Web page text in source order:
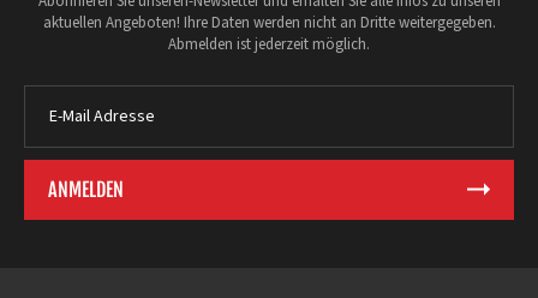
aktuellen Angeboten! Ihre Daten werden nicht an Dritte weitergegeben.
Abmelden ist jederzeit möglich.